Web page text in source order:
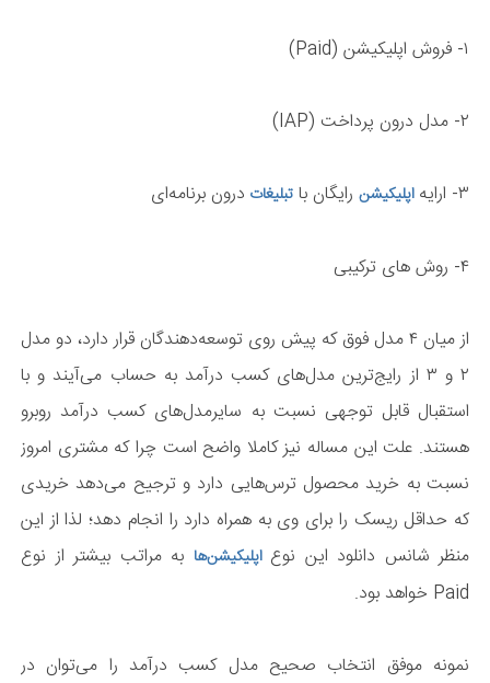
۱- فروش اپلیکیشن (Paid)
۲- مدل درون پرداخت (IAP)
۳- ارایه اپلیکیشن رایگان با تبلیغات درون برنامه‌ای
۴- روش های ترکیبی
از میان ۴ مدل فوق که پیش روی توسعه‌دهندگان قرار دارد، دو مدل
۲ و ۳ از رایج‌ترین مدل‌های کسب درآمد به حساب می‌آیند و با
استقبال قابل توجهی نسبت به سایرمدل‌های کسب درآمد روبرو
هستند. علت این مساله نیز کاملا واضح است چرا که مشتری امروز
نسبت به خرید محصول ترس‌هایی دارد و ترجیح می‌دهد خریدی
که حداقل ریسک را برای وی به همراه دارد را انجام دهد؛ لذا از این
منظر شانس دانلود این نوع اپلیکیشن‌ها به مراتب بیشتر از نوع
Paid خواهد بود.
نمونه موفق انتخاب صحیح مدل کسب درآمد را می‌توان در